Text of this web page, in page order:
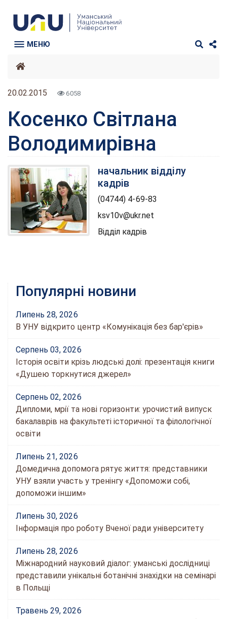
МЕНЮ
20.02.2015 6058
Косенко Світлана
Володимирівна
начальник відділу
кадрів
(04744) 4-69-83
ksv10v@ukr.net
Відділ кадрів
Популярні новини
Липень 28, 2026
В УНУ відкрито центр «Комунікація без бар'єрів»
Серпень 03, 2026
Історія освіти крізь людські долі: презентація книги
«Душею торкнутися джерел»
Серпень 02, 2026
Дипломи, мрії та нові горизонти: урочистий випуск
бакалаврів на факультеті історичної та філологічної
освіти
Липень 21, 2026
Домедична допомога рятує життя: представники
УНУ взяли участь у тренінгу «Допоможи собі,
допоможи іншим»
Липень 30, 2026
Інформація про роботу Вченої ради університету
Липень 28, 2026
Міжнародний науковий діалог: уманські дослідниці
представили унікальні ботанічні знахідки на семінарі
в Польщі
Травень 29, 2026